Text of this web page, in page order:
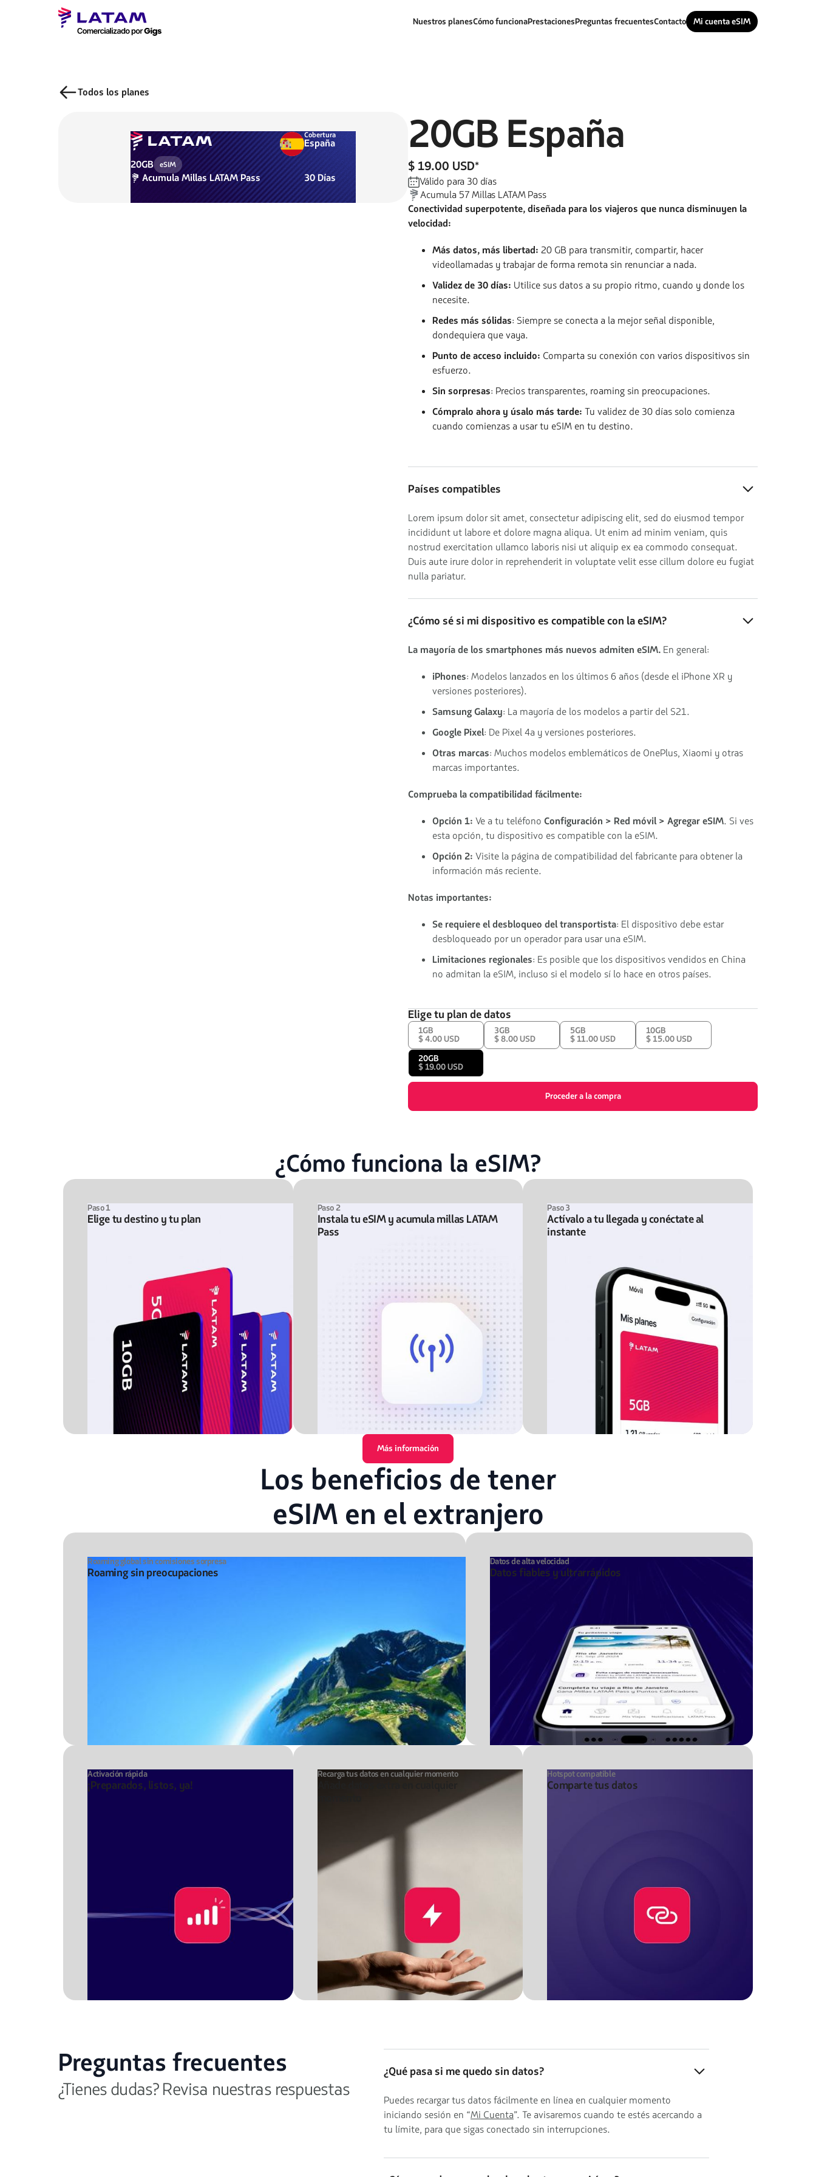
Nuestros planesCómo funcionaPrestacionesPreguntas frecuentesContacto Mi cuenta eSIM
Todos los planes
Cobertura
España
20GB
eSIM
AcumulaMillas LATAM Pass 30Días
20GB España
$ 19.00 USD*
Válido para 30días
Acumula 57Millas LATAM Pass
Conectividad superpotente, diseñada para los viajeros que nunca disminuyen la
velocidad:
Más datos, más libertad: 20 GB para transmitir, compartir, hacer
videollamadas y trabajar de forma remota sin renunciar a nada.
Validez de 30 días: Utilice sus datos a su propio ritmo, cuando y donde los
necesite.
Redes más sólidas: Siempre se conecta a la mejor señal disponible,
dondequiera que vaya.
Punto de acceso incluido: Comparta su conexión con varios dispositivos sin
esfuerzo.
Sin sorpresas: Precios transparentes, roaming sin preocupaciones.
Cómpralo ahora y úsalo más tarde: Tu validez de 30 días solo comienza
cuando comienzas a usar tu eSIM en tu destino.
Países compatibles
Lorem ipsum dolor sit amet, consectetur adipiscing elit, sed do eiusmod tempor
incididunt ut labore et dolore magna aliqua. Ut enim ad minim veniam, quis
nostrud exercitation ullamco laboris nisi ut aliquip ex ea commodo consequat.
Duis aute irure dolor in reprehenderit in voluptate velit esse cillum dolore eu fugiat
nulla pariatur.
¿Cómo sé si mi dispositivo es compatible con la eSIM?
La mayoría de los smartphones más nuevos admiten eSIM. En general:
iPhones: Modelos lanzados en los últimos 6 años (desde el iPhone XR y
versiones posteriores).
Samsung Galaxy: La mayoría de los modelos a partir del S21.
Google Pixel: De Pixel 4a y versiones posteriores.
Otras marcas: Muchos modelos emblemáticos de OnePlus, Xiaomi y otras
marcas importantes.
Comprueba la compatibilidad fácilmente:
Opción 1: Ve a tu teléfono Configuración > Red móvil > Agregar eSIM. Si ves
esta opción, tu dispositivo es compatible con la eSIM.
Opción 2: Visite la página de compatibilidad del fabricante para obtener la
información más reciente.
Notas importantes:
Se requiere el desbloqueo del transportista: El dispositivo debe estar
desbloqueado por un operador para usar una eSIM.
Limitaciones regionales: Es posible que los dispositivos vendidos en China
no admitan la eSIM, incluso si el modelo sí lo hace en otros países.
Elige tu plan de datos
1GB
$ 4.00 USD
3GB
$ 8.00 USD
5GB
$ 11.00 USD
10GB
$ 15.00 USD
20GB
$ 19.00 USD
Proceder a la compra
¿Cómo funciona la eSIM?
Paso 1
Elige tu destino y tu plan
Paso 2
Instala tu eSIM y acumula millas LATAM
Pass
Paso 3
Actívalo a tu llegada y conéctate al
instante
Más información
Los beneficios de tener
eSIM en el extranjero
Roaming global sin comisiones sorpresa
Roaming sin preocupaciones
Datos de alta velocidad
Datos fiables y ultrarrápidos
Activación rápida
¡Preparados, listos, ya!
Recarga tus datos en cualquier momento Hotspot compatible
Comparte tus datos
Preguntas frecuentes
¿Tienes dudas? Revisa nuestras respuestas
¿Qué pasa si me quedo sin datos?
Puedes recargar tus datos fácilmente en línea en cualquier momento
iniciando sesión en “Mi Cuenta”. Te avisaremos cuando te estés acercando a
tu límite, para que sigas conectado sin interrupciones.